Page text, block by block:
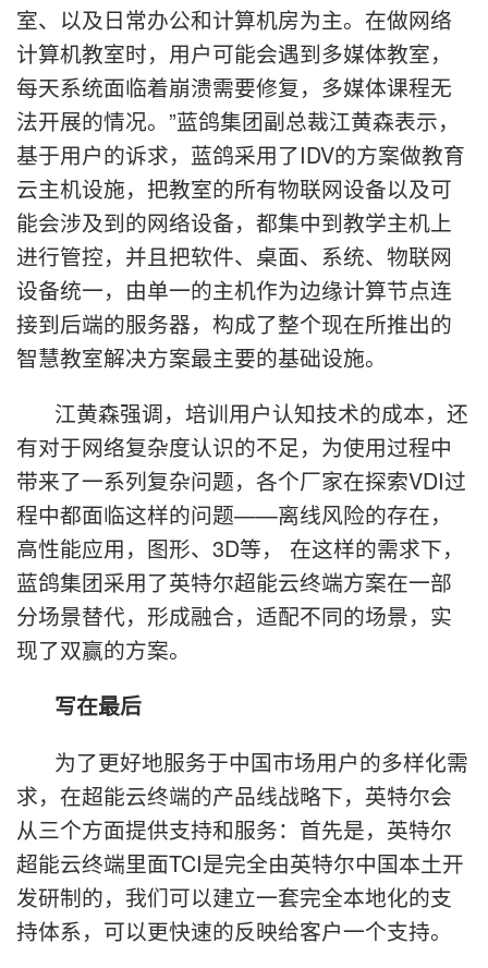
室、以及日常办公和计算机房为主。在做网络
计算机教室时，用户可能会遇到多媒体教室，
每天系统面临着崩溃需要修复，多媒体课程无
法开展的情况。”蓝鸽集团副总裁江黄森表示，
基于用户的诉求，蓝鸽采用了IDV的方案做教育
云主机设施，把教室的所有物联网设备以及可
能会涉及到的网络设备，都集中到教学主机上
进行管控，并且把软件、桌面、系统、物联网
设备统一，由单一的主机作为边缘计算节点连
接到后端的服务器，构成了整个现在所推出的
智慧教室解决方案最主要的基础设施。
江黄森强调，培训用户认知技术的成本，还
有对于网络复杂度认识的不足，为使用过程中
带来了一系列复杂问题，各个厂家在探索VDI过
程中都面临这样的问题——离线风险的存在，
高性能应用，图形、3D等， 在这样的需求下，
蓝鸽集团采用了英特尔超能云终端方案在一部
分场景替代，形成融合，适配不同的场景，实
现了双赢的方案。
写在最后
为了更好地服务于中国市场用户的多样化需
求，在超能云终端的产品线战略下，英特尔会
从三个方面提供支持和服务：首先是，英特尔
超能云终端里面TCI是完全由英特尔中国本土开
发研制的，我们可以建立一套完全本地化的支
持体系，可以更快速的反映给客户一个支持。